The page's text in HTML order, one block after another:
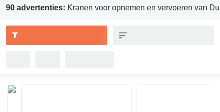
90 advertenties: Kranen voor opnemen en vervoeren van